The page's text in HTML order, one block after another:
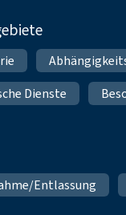
Dienste
Entlassung